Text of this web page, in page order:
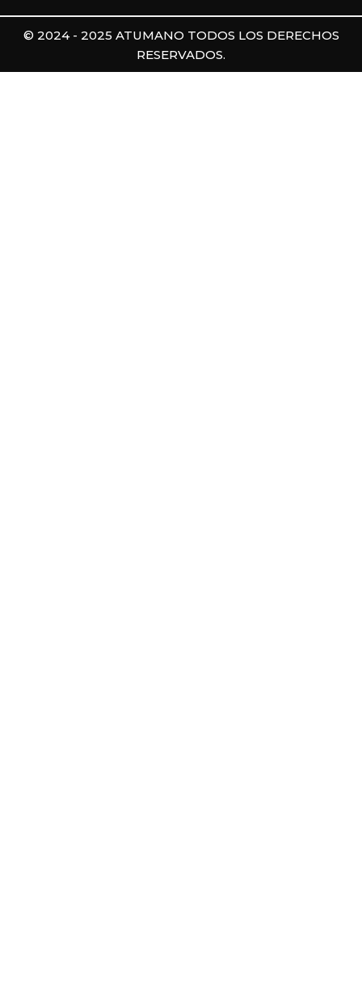
© 2024 - 2025 ATUMANO TODOS LOS DERECHOS
RESERVADOS.